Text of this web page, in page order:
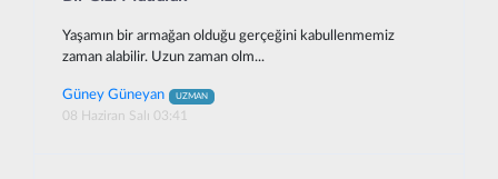
Yaşamın bir armağan olduğu gerçeğini kabullenmemiz
zaman alabilir. Uzun zaman olm...
Güney Güneyan UZMAN
08 Haziran Salı 03:41